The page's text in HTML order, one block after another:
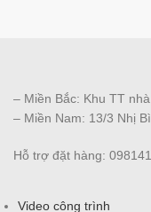
– Miền Bắc: Khu TT
– Miền Nam: 13/3 Nhị
Hỗ trợ đặt hàng:
Video công trình